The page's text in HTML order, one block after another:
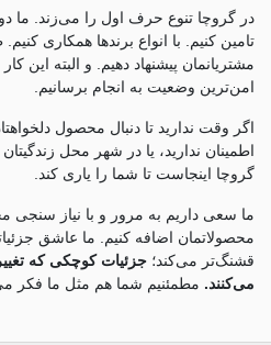
در گروچا تنوع حرف اول را می‌زند. ما
تامین کنیم. با انواع برندها همکاری
مشتریانمان پیشنهاد دهیم. و البته این
امن‌ترین وضعیت به انجام برسانیم.
اگر وقت ندارید تا دنبال محصول
اطمینان ندارید، یا در شهر محل
گروچا اینجاست تا شما را یاری کند.
ما سعی داریم به مرور و با نیاز سنجی
محصولاتمان اضافه کنیم. ما عاشق
قشنگ‌تر می‌کند؛ جزئیات کوچکی که
می‌کنند. مطمئنیم شما هم مثل ما فکر